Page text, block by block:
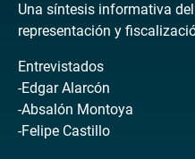
Una síntesis informativa
representación y
Entrevistados
-Edgar Alarcón
-Absalón Montoya
-Felipe Castillo